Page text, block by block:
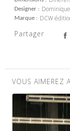
Designer
Marque DCW
Partager
VOUS AIMEREZ